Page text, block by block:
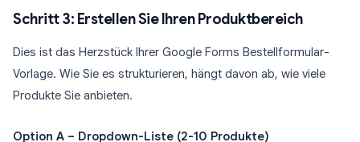
Schritt 3: Erstellen Sie Ihren Produktbereich
Dies ist das Herzstück Ihrer Google Forms Bestellformular-
Vorlage. Wie Sie es strukturieren, hängt davon ab, wie viele
Produkte Sie anbieten.
Option A – Dropdown-Liste (2-10 Produkte)